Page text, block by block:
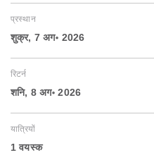
प्रस्थान
शुक्र, 7 अग॰ 2026
रिटर्न
शनि, 8 अग॰ 2026
यात्रियों
1 वयस्‍क